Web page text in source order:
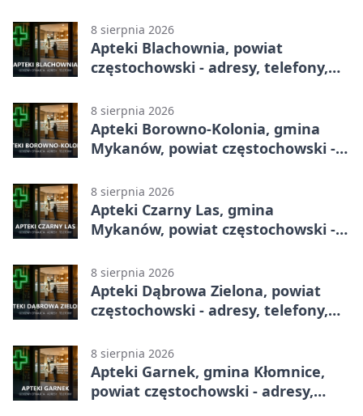
8 sierpnia 2026
Apteki Blachownia, powiat
częstochowski - adresy, telefony,
8 sierpnia 2026
Apteki Borowno-Kolonia, gmina
Mykanów, powiat częstochowski -
8 sierpnia 2026
Apteki Czarny Las, gmina
Mykanów, powiat częstochowski -
8 sierpnia 2026
Apteki Dąbrowa Zielona, powiat
częstochowski - adresy, telefony,
8 sierpnia 2026
Apteki Garnek, gmina Kłomnice,
powiat częstochowski - adresy,